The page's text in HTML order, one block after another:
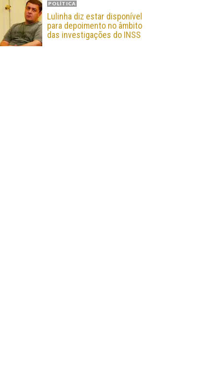
POLÍTICA
Lulinha diz estar disponível
para depoimento no âmbito
das investigações do INSS